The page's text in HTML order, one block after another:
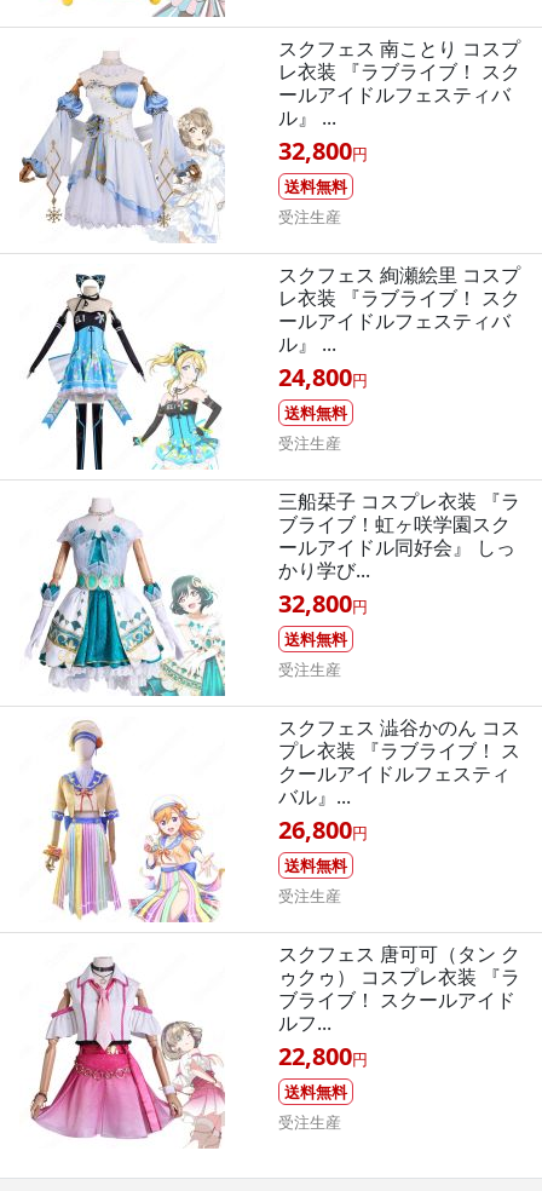
スクフェス 南ことり コスプ
レ衣装 『ラブライブ！ スク
ールアイドルフェスティバ
ル』 ...
32,800円
送料無料
受注生産
スクフェス 絢瀬絵里 コスプ
レ衣装 『ラブライブ！ スク
ールアイドルフェスティバ
ル』 ...
24,800円
送料無料
受注生産
三船栞子 コスプレ衣装 『ラ
ブライブ！虹ヶ咲学園スク
ールアイドル同好会』 しっ
かり学び...
32,800円
送料無料
受注生産
スクフェス 澁谷かのん コス
プレ衣装 『ラブライブ！ ス
クールアイドルフェスティ
バル』...
26,800円
送料無料
受注生産
スクフェス 唐可可（タン ク
ゥクゥ） コスプレ衣装 『ラ
ブライブ！ スクールアイド
ルフ...
22,800円
送料無料
受注生産